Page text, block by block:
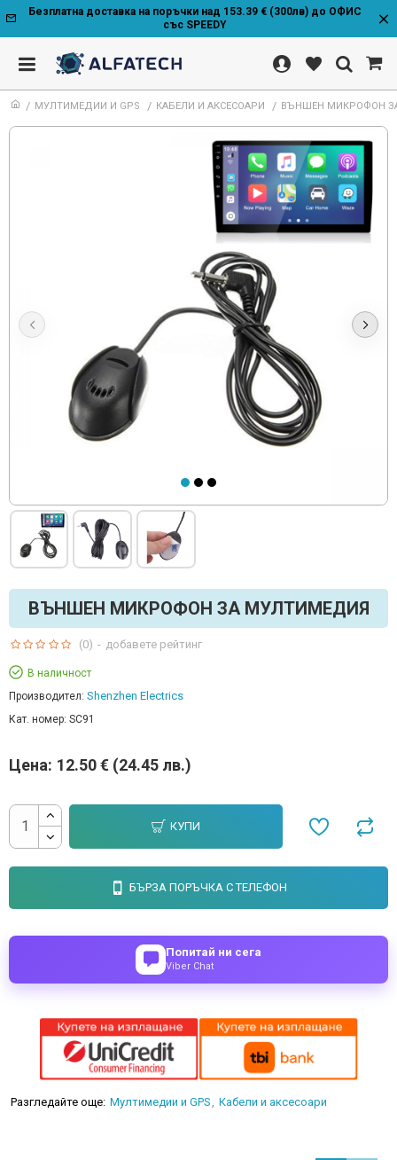
Безплатна доставка на поръчки над 153.39 € (300лв) до ОФИС
със SPEEDY
МУЛТИМЕДИИ И GPS КАБЕЛИ И АКСЕСОАРИ ВЪНШЕН МИКРОФОН
ВЪНШЕН МИКРОФОН ЗА МУЛТИМЕДИЯ
В наличност
Производител: Shenzhen Electrics
Кат. номер: SC91
(0) - добавете рейтинг
Цена: 12.50 € (24.45 лв.)
КУПИ
БЪРЗА ПОРЪЧКА С ТЕЛЕФОН
Попитай ни сега
Viber Chat
Разгледайте още: Мултимедии и GPS Кабели и аксесоари